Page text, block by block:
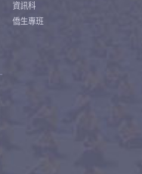
資訊科
僑生專班